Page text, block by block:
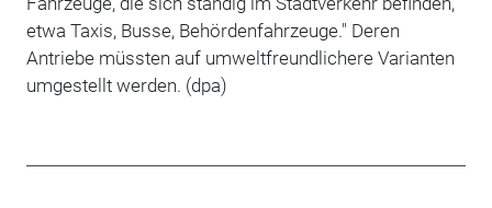
etwa Taxis, Busse, Behördenfahrzeuge." Deren
Antriebe müssten auf umweltfreundlichere Varianten
umgestellt werden. (dpa)